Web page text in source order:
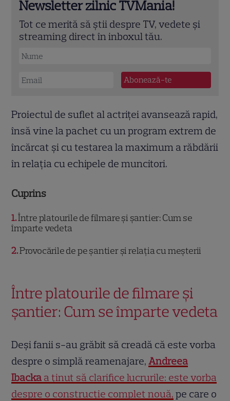
Newsletter zilnic TVMania!
Tot ce merită să știi despre TV, vedete și
streaming direct în inboxul tău.
Proiectul de suflet al actriței avansează rapid,
însă vine la pachet cu un program extrem de
încărcat și cu testarea la maximum a răbdării
în relația cu echipele de muncitori.
Cuprins
1 Între platourile de filmare și șantier: Cum se
împarte vedeta
2 Provocările de pe șantier și relația cu meșterii
Între platourile de filmare și
șantier: Cum se împarte vedeta
Deși fanii s-au grăbit să creadă că este vorba
despre o simplă reamenajare,Andreea
Ibacka a ținut să clarifice lucrurile: este vorba
despre o construcție complet nouă, pe care o